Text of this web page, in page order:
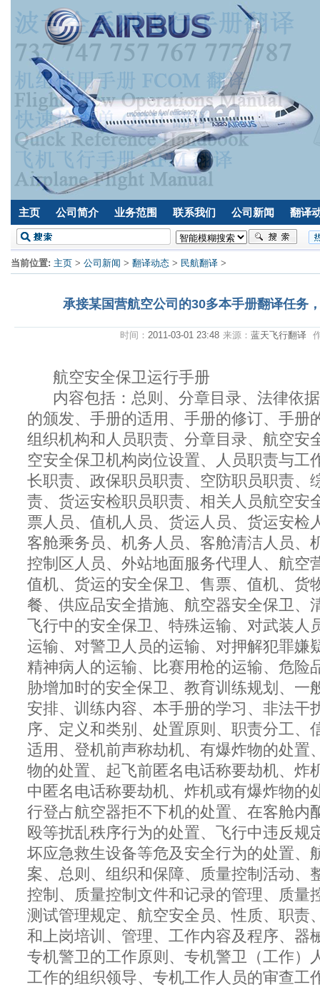
主页 公司简介 业务范围 联系我们 公司新闻 翻译
当前位置: 主页 > 公司新闻 > 翻译动态 > 民航翻译 >
承接某国营航空公司的30多本手册翻译任务
时间： 2011-03-01 23:48 来源： 蓝天飞行翻译
航空安全保卫运行手册
内容包括：总则、分章目录、法律依
的颁发、手册的适用、手册的修订、手册
组织机构和人员职责、分章目录、航空安
空安全保卫机构岗位设置、人员职责与工
长职责、政保职员职责、空防职员职责、
责、货运安检职员职责、相关人员航空安
票人员、值机人员、货运人员、货运安检
客舱乘务员、机务人员、客舱清洁人员、
控制区人员、外站地面服务代理人、航空
值机、货运的安全保卫、售票、值机、货
餐、供应品安全措施、航空器安全保卫、
飞行中的安全保卫、特殊运输、对武装人
运输、对警卫人员的运输、对押解犯罪嫌
精神病人的运输、比赛用枪的运输、危险
胁增加时的安全保卫、教育训练规划、一
安排、训练内容、本手册的学习、非法干
序、定义和类别、处置原则、职责分工、
适用、登机前声称劫机、有爆炸物的处置
物的处置、起飞前匿名电话称要劫机、炸
中匿名电话称要劫机、炸机或有爆炸物的
行登占航空器拒不下机的处置、在客舱内
殴等扰乱秩序行为的处置、飞行中违反规
坏应急救生设备等危及安全行为的处置、
案、总则、组织和保障、质量控制活动、
控制、质量控制文件和记录的管理、质量
测试管理规定、航空安全员、性质、职责
和上岗培训、管理、工作内容及程序、器
专机警卫的工作原则、专机警卫（工作）
工作的组织领导、专机工作人员的审查工